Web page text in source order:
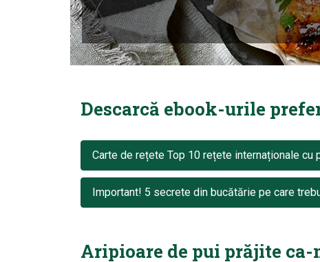
Descarcă ebook-urile
Carte de rețete Top 10 rețete internaționale cu
Important! 5 secrete din bucătărie pe care
Aripioare de pui prăjite